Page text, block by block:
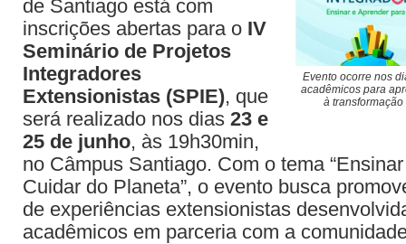
Evento ocorre nos
acadêmicos para
à
de Santiago está com
inscrições abertas para o IV
Seminário de Projetos
Integradores
Extensionistas (SPIE), que
será realizado nos dias 23 e
25 de junho, às 19h30min,
no Câmpus Santiago. Com o tema
Cuidar do Planeta”, o evento busca
de experiências extensionistas
acadêmicos em parceria com a